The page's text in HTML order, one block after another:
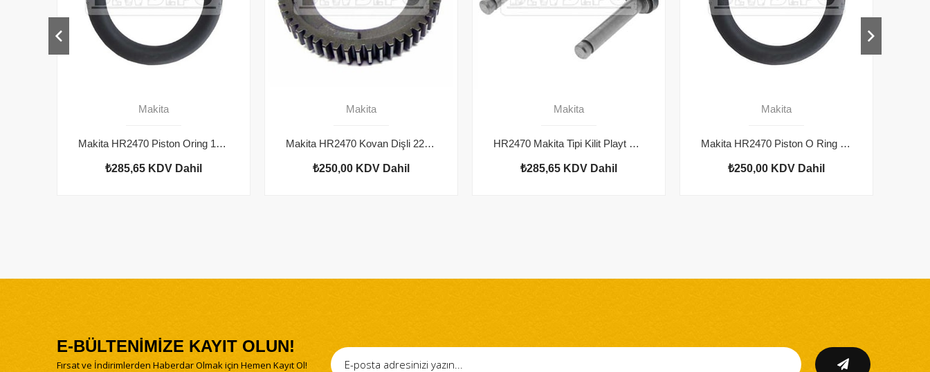
Makita
Makita HR2470 Piston Oring 163430-7
₺285,65 KDV Dahil
Makita
Makita HR2470 Kovan Dişli 227109-5
₺250,00 KDV Dahil
Makita
HR2470 Makita Tipi Kilit Playt 163430-7
₺285,65 KDV Dahil
Makita
Makita HR2470 Piston O Ring 213227-5
₺250,00 KDV Dahil
E-BÜLTENİMİZE KAYIT OLUN!
Fırsat ve İndirimlerden Haberdar Olmak için Hemen Kayıt Ol!